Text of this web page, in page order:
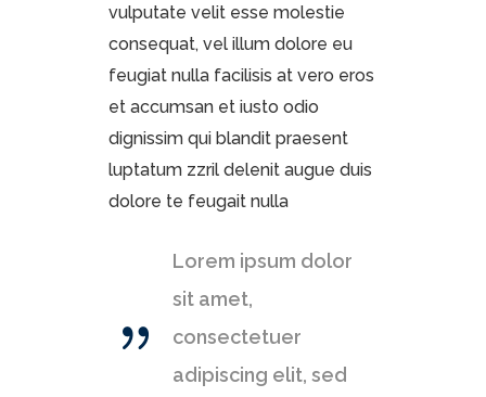
vulputate velit esse molestie
consequat, vel illum dolore eu
feugiat nulla facilisis at vero eros
et accumsan et iusto odio
dignissim qui blandit praesent
luptatum zzril delenit augue duis
dolore te feugait nulla
Lorem ipsum dolor
sit amet,
consectetuer
adipiscing elit, sed